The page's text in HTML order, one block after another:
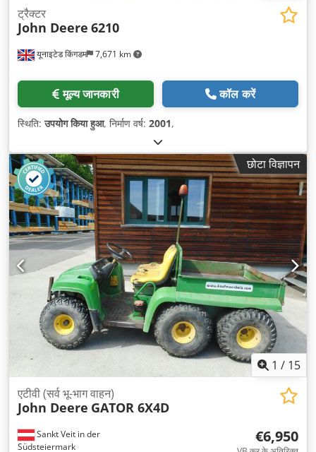
यूनाइटेड किंगडम 7,671 km
ट्रैक्टर
John Deere 6210
मूल्य जानकारी कॉल करें
स्थिति:उपयोग किया हुआ, निर्माण वर्ष: 2001,
छोटा विज्ञापन
1 / 15
Sankt Veit in der
Südsteiermark
एटीवी (सर्व भू-भाग वाहन)
John Deere GATOR 6X4D
€6,950